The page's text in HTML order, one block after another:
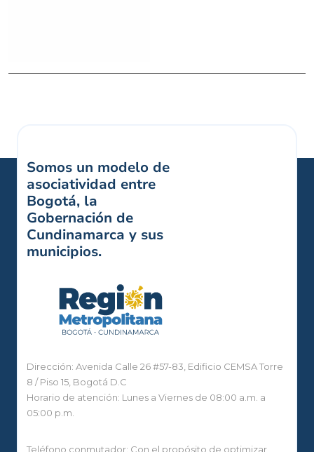
Somos un modelo de
asociatividad entre
Bogotá, la
Gobernación de
Cundinamarca y sus
municipios.
Dirección: Avenida Calle 26 #57-83, Edificio CEMSA Torre
8 / Piso 15, Bogotá D.C
Horario de atención: Lunes a Viernes de 08:00 a.m. a
05:00 p.m.
Teléfono conmutador: Con el propósito de optimizar